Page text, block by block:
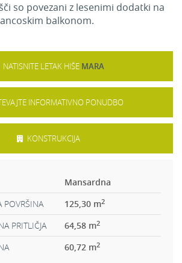
so povezani z lesenimi dodatki na
balkonom.
NATISNITE LETAK HIŠE MARA
INFORMATIVNO PONUDBO
KONSTRUKCIJA
Mansardna
POVRŠINA
125,30 m2
PRITLIČJA 64,58 m2
60,72 m2